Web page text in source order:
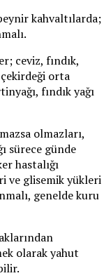
kahvaltılarda;
ceviz, fındık,
çekirdeği orta
fındık yağı
olmazları,
sürece günde
hastalığı
ve glisemik yükleri
genelde kuru
olarak yahut